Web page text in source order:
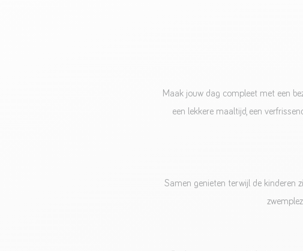
Maak jouw dag compleet met een
een lekkere maaltijd, een
Samen genieten terwijl de kinderen